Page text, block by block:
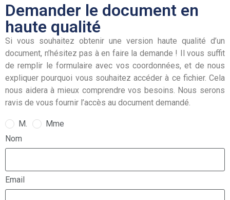
Demander le document en
haute qualité
Si vous souhaitez obtenir une version haute qualité d’un
document, n’hésitez pas à en faire la demande ! Il vous suffit
de remplir le formulaire avec vos coordonnées, et de nous
expliquer pourquoi vous souhaitez accéder à ce fichier. Cela
nous aidera à mieux comprendre vos besoins. Nous serons
ravis de vous fournir l’accès au document demandé.
M.
Mme
Nom
Email